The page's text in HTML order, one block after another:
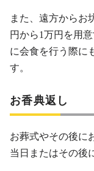
また、遠方からお
円から1万円を用
に会食を行う際に
す。
お香典返し
お葬式やその後に
当日またはその後